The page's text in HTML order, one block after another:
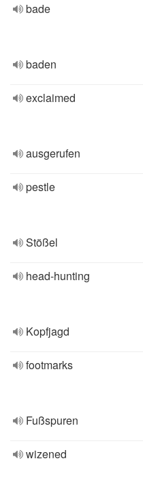
bade
baden
exclaimed
ausgerufen
pestle
Stößel
head-hunting
Kopfjagd
footmarks
Fußspuren
wizened